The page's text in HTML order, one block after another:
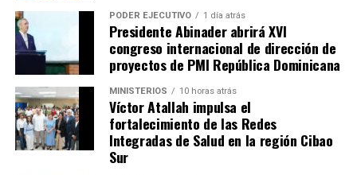
PODER EJECUTIVO 1 día atrás
Presidente Abinader abrirá XVI
congreso internacional de dirección de
proyectos de PMI República Dominicana
MINISTERIOS 10 horas atrás
Víctor Atallah impulsa el
fortalecimiento de las Redes
Integradas de Salud en la región Cibao
Sur